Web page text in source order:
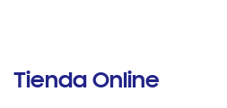
Tienda Online